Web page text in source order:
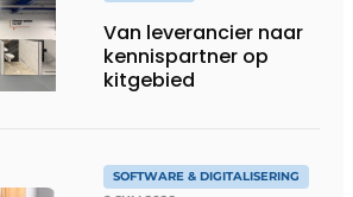
Van leverancier naar
kennispartner op
kitgebied
SOFTWARE & DIGITALISERING